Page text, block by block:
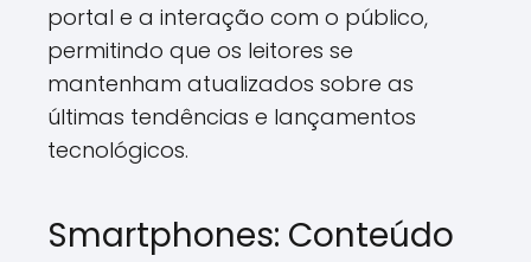
portal e a interação com o público,
permitindo que os leitores se
mantenham atualizados sobre as
últimas tendências e lançamentos
tecnológicos.
Smartphones: Conteúdo